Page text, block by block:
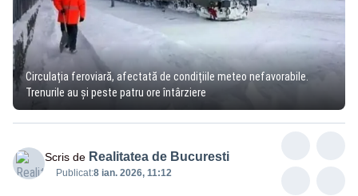
Circulația feroviară, afectată de condițiile meteo nefavorabile.
Trenurile au și peste patru ore întârziere
Scris de Realitatea de Bucuresti
Publicat:8 ian. 2026, 11:12